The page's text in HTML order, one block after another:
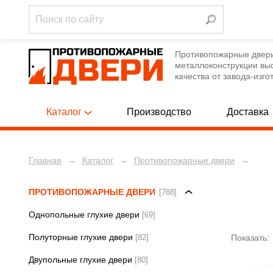
Противопожарные
металлоконструкции
качества от завода-
Каталог
ПРОТИВОПОЖАРНЫЕ ДВЕРИ [788]
ПРОТИВОПОЖАРНЫЕ ЛЮКИ [12]
ПРОТИВОПОЖАРНЫЕ ВОРОТА
ТЕХНИЧЕСКИЕ ДВЕРИ [250]
Производство Доставка
Главная → Каталог → Противопожарные двери →
ПРОТИВОПОЖАРНЫЕ ДВЕРИ [788]
Однопольные глухие двери [69]
Полуторные глухие двери [82]
Двупольные глухие двери [80]
Показать: